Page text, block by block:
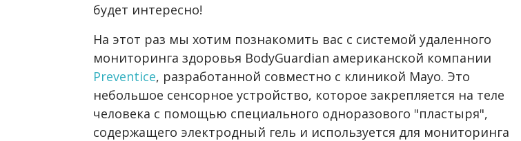
будет интересно!
На этот раз мы хотим познакомить вас с системой удаленного
мониторинга здоровья BodyGuardian американской компании
Preventice, разработанной совместно с клиникой Mayo. Это
небольшое сенсорное устройство, которое закрепляется на теле
человека с помощью специального одноразового "пластыря",
содержащего электродный гель и используется для мониторинга